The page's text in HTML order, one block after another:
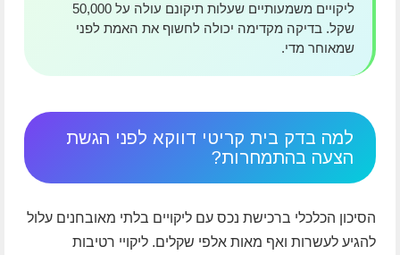
ליקויים משמעותיים שעלות תיקונם עולה על 50,000
שקל. בדיקה מקדימה יכולה לחשוף את האמת לפני
שמאוחר מדי.
למה בדק בית קריטי דווקא לפני הגשת
הצעה בהתמחרות?
הסיכון הכלכלי ברכישת נכס עם ליקויים בלתי מאובחנים עלול
להגיע לעשרות ואף מאות אלפי שקלים. ליקויי רטיבות